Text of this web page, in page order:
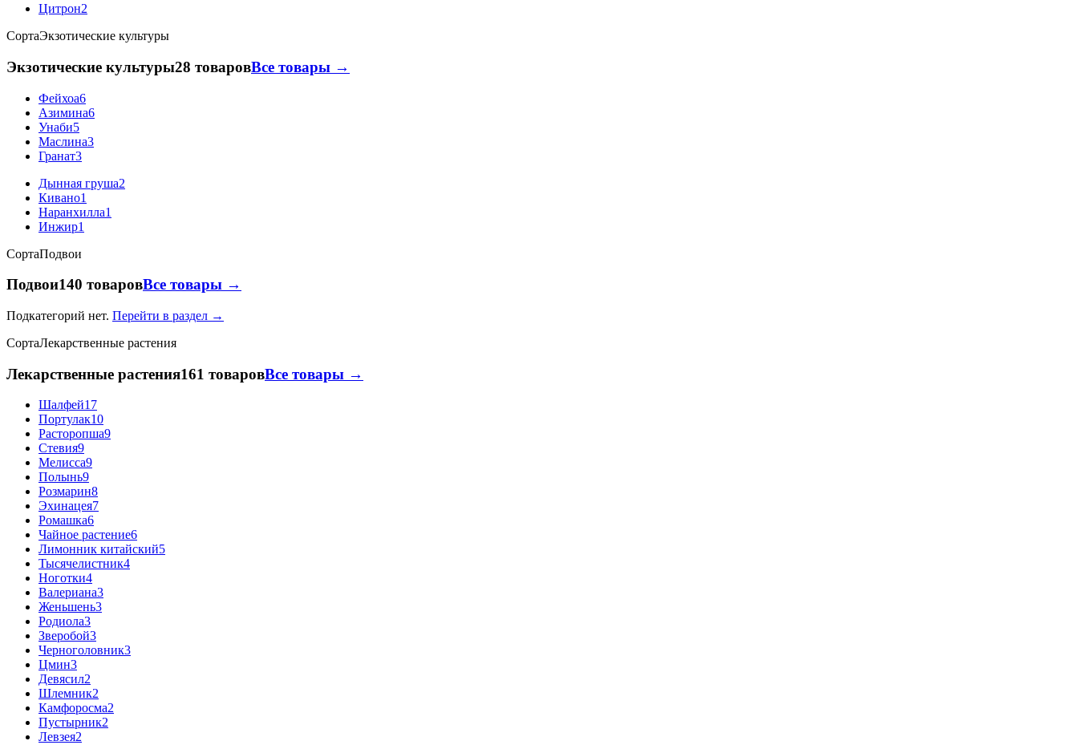
Цитрон2
СортаЭкзотические культуры
Экзотические культуры28 товаровВсе товары →
Фейхоа6
Азимина6
Унаби5
Маслина3
Гранат3
Дынная груша2
Кивано1
Наранхилла1
Инжир1
СортаПодвои
Подвои140 товаровВсе товары →
Подкатегорий нет. Перейти в раздел →
СортаЛекарственные растения
Лекарственные растения161 товаровВсе товары →
Шалфей17
Портулак10
Расторопша9
Стевия9
Мелисса9
Полынь9
Розмарин8
Эхинацея7
Ромашка6
Чайное растение6
Лимонник китайский5
Тысячелистник4
Ноготки4
Валериана3
Женьшень3
Родиола3
Зверобой3
Черноголовник3
Цмин3
Девясил2
Шлемник2
Камфоросма2
Пустырник2
Левзея2